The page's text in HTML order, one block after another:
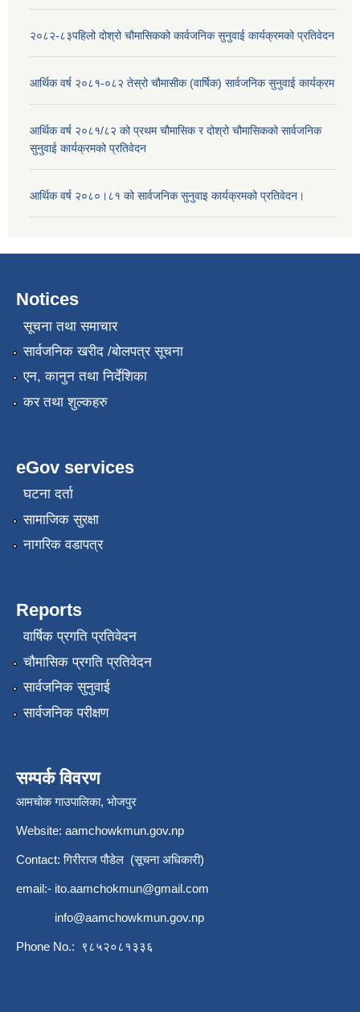
२०८२-८३पहिलो दोश्रो चौमासिकको कार्वजनिक सुनुवाई कार्यक्रमको प्रतिवेदन
आर्थिक वर्ष २०८१-०८२ तेस्रो चौमासीक (वार्षिक) सार्वजनिक सुनुवाई कार्यक्रम
आर्थिक वर्ष २०८१/८२ को प्रथम चौमासिक र दोश्रो चौमासिकको सार्वजनिक
सुनुवाई कार्यक्रमको प्रतिवेदन
आर्थिक वर्ष २०८०।८१ को सार्वजनिक सुनुवाइ कार्यक्रमको प्रतिवेदन।
Notices
सूचना तथा समाचार
सार्वजनिक खरीद /बोलपत्र सूचना
एन, कानुन तथा निर्देशिका
कर तथा शुल्कहरु
eGov services
घटना दर्ता
सामाजिक सुरक्षा
नागरिक वडापत्र
Reports
वार्षिक प्रगति प्रतिवेदन
चौमासिक प्रगति प्रतिवेदन
सार्वजनिक सुनुवाई
सार्वजनिक परीक्षण
सम्पर्क विवरण
आमचोक गाउपालिका, भोजपुर
Website: aamchowkmun.gov.np
Contact: गिरीराज पौडेल (सूचना अधिकारी)
email:- ito.aamchokmun@gmail.com
info@aamchowkmun.gov.np
Phone No.: ९८५२०८१३३६